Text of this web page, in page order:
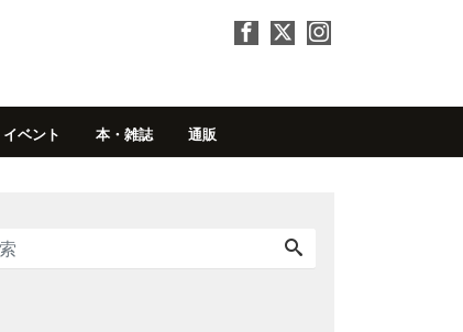
イベント 本・雑誌 通販